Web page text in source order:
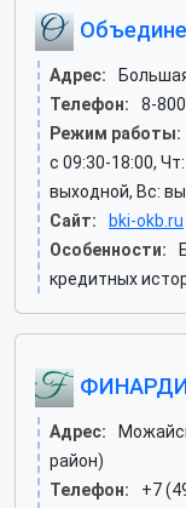
Адрес:
Телефон:
8-
Режим работы:
c 09:30-18:00,
выходной, Вс:
Сайт:
bki-okb.ru
Особенности:
кредитных
Адрес:
район)
Телефон:
+7